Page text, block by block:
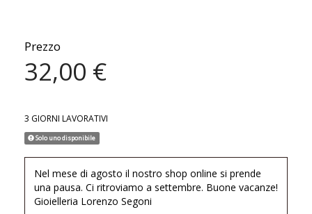
Nichel free
Fatto in Italia, con amore
Prezzo
32,00 €
3 GIORNI LAVORATIVI
Solo uno disponibile
Nel mese di agosto il nostro shop online si prende
una pausa. Ci ritroviamo a settembre. Buone vacanze!
Gioielleria Lorenzo Segoni